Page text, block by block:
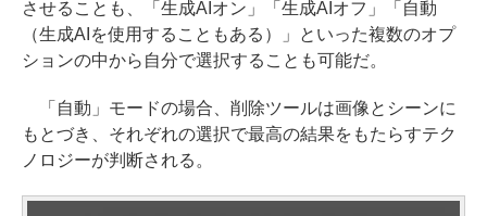
させることも、「生成AIオン」「生成AIオフ」「自動
（生成AIを使用することもある）」といった複数のオプ
ションの中から自分で選択することも可能だ。
「自動」モードの場合、削除ツールは画像とシーンに
もとづき、それぞれの選択で最高の結果をもたらすテク
ノロジーが判断される。